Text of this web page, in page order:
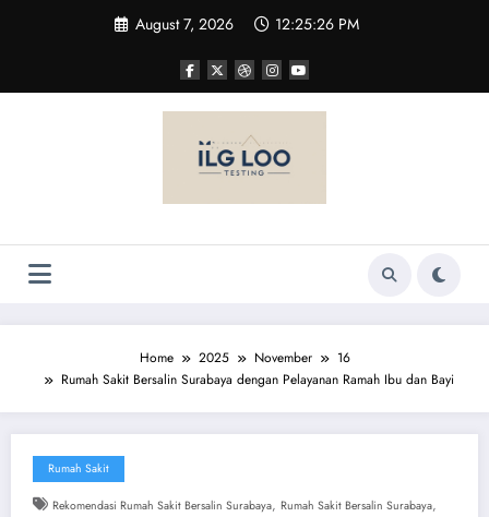
August 7, 2026 12:25:26 PM
Home 2025 November
16
Rumah Sakit Bersalin Surabaya dengan Pelayanan Ramah Ibu dan Bayi
Rumah Sakit
Rekomendasi Rumah Sakit Bersalin Surabaya, Rumah Sakit Bersalin Surabaya,